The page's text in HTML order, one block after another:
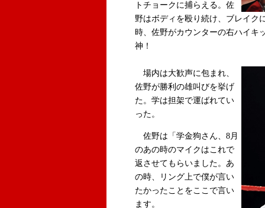
トチョークに捕らえる。佐
野はボディを殴り続け、ブレイク
時、佐野がカウンターの右ハイ
神！
場内は大歓声に包まれ、
佐野が勝利の雄叫びを挙げ
た。学は担架で運ばれてい
った。
佐野は「学金狗さん、8月
のあの時のマイクはこれで
返させてもらいました。あ
の時、リング上で僕が言い
たかったことをここで言い
ます。